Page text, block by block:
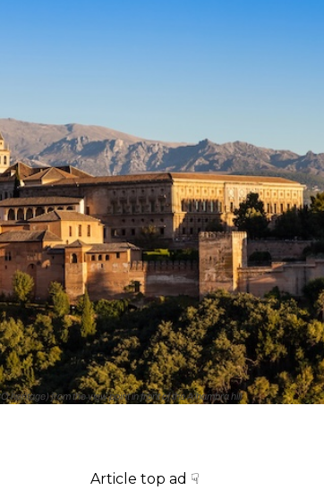
heritage) from the view point in front of the Alhambra hill
Article top ad ☟